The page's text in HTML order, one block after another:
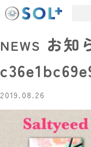
NEWS お知
2019.08.26